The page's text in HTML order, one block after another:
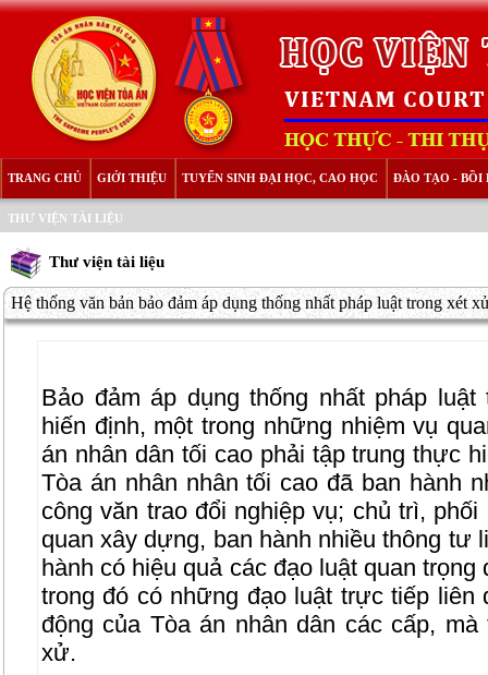
TRANG CHỦ GIỚI THIỆU TUYỂN SINH ĐẠI HỌC, CAO HỌC ĐÀO TẠO - BỒI
THƯ VIỆN TÀI LIỆU
Thư viện tài liệu
Hệ thống văn bản bảo đảm áp dụng thống nhất pháp luật trong xét
Bảo đảm áp dụng thống nhất pháp
hiến định, một trong những nhiệm vụ
án nhân dân tối cao phải tập trung thực
Tòa án nhân nhân tối cao đã ban hành
công văn trao đổi nghiệp vụ; chủ trì,
quan xây dựng, ban hành nhiều thông tư
hành có hiệu quả các đạo luật quan
trong đó có những đạo luật trực tiếp liên
động của Tòa án nhân dân các cấp,
xử.